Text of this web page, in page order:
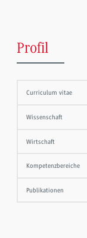
Profil
Curriculum vitae
Wissenschaft
Wirtschaft
Kompetenzbereiche
Publikationen